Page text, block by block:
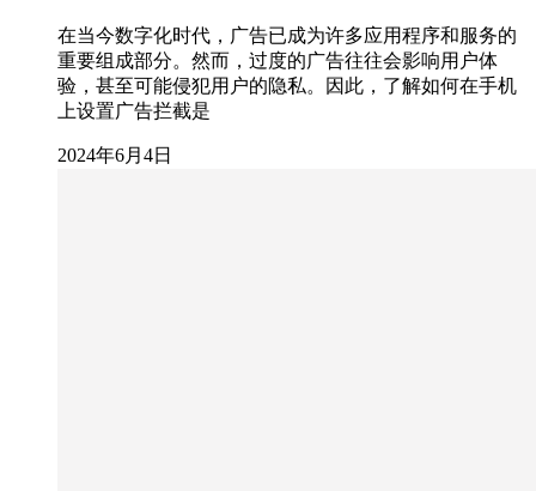
在当今数字化时代，广告已成为许多应用程序和服务的
重要组成部分。然而，过度的广告往往会影响用户体
验，甚至可能侵犯用户的隐私。因此，了解如何在手机
上设置广告拦截是
2024年6月4日